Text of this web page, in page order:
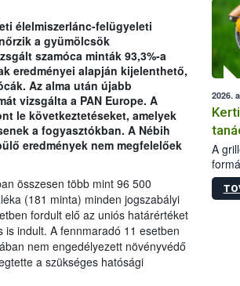
élelmiszerlánc-felügyeleti
a gyümölcsök
szamóca minták 93,3%-a
eredményei alapján kijelenthető,
Az alma után újabb
vizsgálta a PAN Europe. A
le következtetéseket, amelyek
a fogyasztókban. A Nébih
eredmények nem megfelelőek
összesen több mint 96 500
(181 minta) minden jogszabályi
fordult elő az uniós határértéket
indult. A fennmaradó 11 esetben
nem engedélyezett növényvédő
a szükséges hatósági
Az
2026.
A